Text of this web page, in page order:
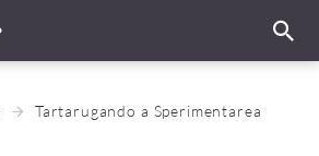
Tartarugando a Sperimentarea